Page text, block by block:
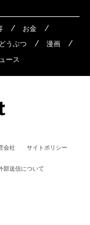
お金
どうぶつ
漫画
ース
会社 サイトポリシー
部送信について